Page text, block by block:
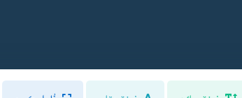
فونٽ سائيز فونٽ مٽايو فُل اسڪرين